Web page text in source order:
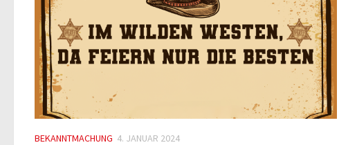
BEKANNTMACHUNG 4. JANUAR 2024